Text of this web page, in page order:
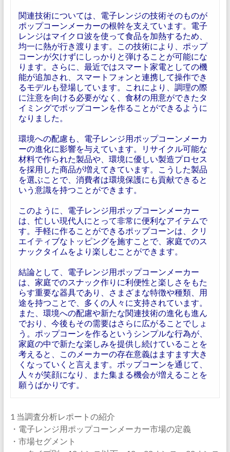
関連技術については、電子レンジの技術そのものが
ポップコーンメーカーの根幹を支えています。電子
レンジはマイクロ波を使って食品を加熱するため、
均一に熱が行き渡ります。この技術により、ポップ
コーンが欠けずにしっかりと弾けることが可能にな
ります。さらに、最近ではスマート家電としての機
能が追加され、スマートフォンと連携して操作でき
るモデルも登場しています。これにより、調理の際
に注意を向ける必要がなく、食材の用意ができたタ
イミングでポップコーンを作ることができるように
なりました。
環境への配慮も、電子レンジ用ポップコーンメーカ
ーの進化に影響を与えています。リサイクル可能な
材料で作られた製品や、環境に優しい製造プロセス
を採用した商品が増えてきています。こうした製品
を選ぶことで、消費者は環境保護にも貢献できると
いう意識を持つことができます。
このように、電子レンジ用ポップコーンメーカー
は、忙しい現代人にとって非常に便利なアイテムで
す。手軽に作ることができるポップコーンは、クリ
エイティブなトッピングを施すことで、家庭でのス
ナックタイムをより楽しむことができます。
結論として、電子レンジ用ポップコーンメーカー
は、家庭でのスナック作りに利便性と楽しさをもた
らす重要な器具であり、さまざまな特徴や種類、用
途を持つことで、多くの人々に支持されています。
また、環境への配慮や新たな関連技術の進化も進ん
でおり、今後もその需要はさらに広がることでしょ
う。ポップコーンを作るというシンプルな行為が、
家庭の中で新たな楽しみを提供し続けていることを
考えると、このメーカーの存在意義はますます大き
くなっていくと言えます。ポップコーンを通じて、
人々が笑顔になり、また集まる機会が増えることを
願うばかりです。
1 当調査分析レポートの紹介
・電子レンジ用ポップコーンメーカー市場の定義
・市場セグメント